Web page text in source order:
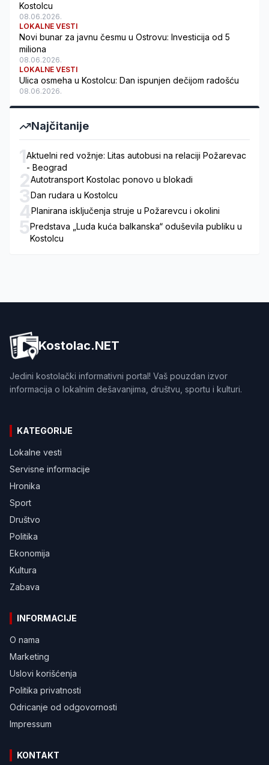
Kostolcu
08.06.2026.
LOKALNE VESTI
Novi bunar za javnu česmu u Ostrovu: Investicija od 5
miliona
08.06.2026.
LOKALNE VESTI
Ulica osmeha u Kostolcu: Dan ispunjen dečijom radošću
08.06.2026.
Najčitanije
1Aktuelni red vožnje: Litas autobusi na relaciji Požarevac
- Beograd
2Autotransport Kostolac ponovo u blokadi
3Dan rudara u Kostolcu
4Planirana isključenja struje u Požarevcu i okolini
5Predstava „Luda kuća balkanska“ oduševila publiku u
Kostolcu
Kostolac.NET
Jedini kostolački informativni portal! Vaš pouzdan izvor
informacija o lokalnim dešavanjima, društvu, sportu i kulturi.
KATEGORIJE
Lokalne vesti
Servisne informacije
Hronika
Sport
Društvo
Politika
Ekonomija
Kultura
Zabava
INFORMACIJE
O nama
Marketing
Uslovi korišćenja
Politika privatnosti
Odricanje od odgovornosti
Impressum
KONTAKT